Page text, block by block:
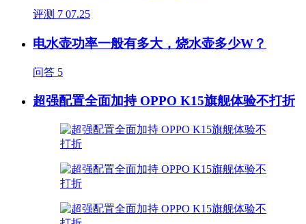
评测 7 07.25
电水壶功率一般有多大，烧水壶多少W？
问答 5
超强配置全面加持 OPPO K15旗舰体验不打折